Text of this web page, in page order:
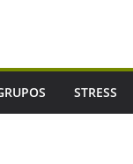
STRESS